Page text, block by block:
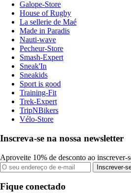
Galope-Store
House of Rugby
La sellerie de Maé
Made in Paradis
Nauti-wave
Pecheur-Store
Smash-Expert
Sneak'In
Sneakids
Sport is good
Training-Fit
Trek-Expert
TripNBikers
Vélo-Store
Inscreva-se na nossa newsletter
Aproveite 10% de desconto ao inscrever-
Inscrever-
Fique conectado